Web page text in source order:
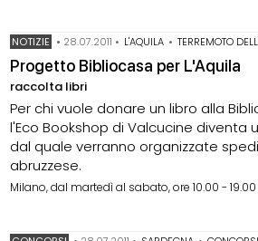
NOTIZIE • 28.07.2011 • L'AQUILA • TERREMOTO
Progetto Bibliocasa per L'Aquila
raccolta libri
Per chi vuole donare un libro alla
l'Eco Bookshop di Valcucine diventa
dal quale verranno organizzate
abruzzese.
Milano, dal martedì al sabato, ore 10.00 - 19.00